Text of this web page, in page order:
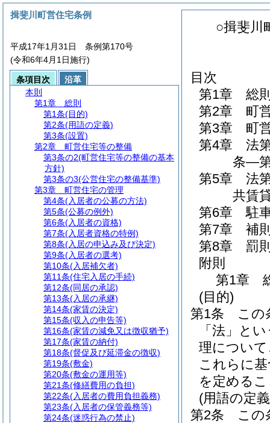
○揖斐川
目次
第1章
総
第2章
町
第3章
町
第4章
法
条―
第5章
法
共賃
第6章
駐
第7章
補
第8章
罰
附則
第1章
(目的)
第1条
この
「法」と
理につい
これらに
を定める
(用語の定
第2条
この
揖斐川町営住宅条例
平成17年1月31日 条例第170号
(令和6年4月1日施行)
条項目次
沿革
本則
第1章
総則
第1条(目的)
第2条(用語の定義)
第3条(設置)
第2章
町営住宅等の整備
第3条の2(町営住宅等の整備の基本
方針)
第3条の3(公営住宅の整備基準)
第3章
町営住宅の管理
第4条(入居者の公募の方法)
第5条(公募の例外)
第6条(入居者の資格)
第7条(入居者資格の特例)
第8条(入居の申込み及び決定)
第9条(入居者の選考)
第10条(入居補欠者)
第11条(住宅入居の手続)
第12条(同居の承認)
第13条(入居の承継)
第14条(家賃の決定)
第15条(収入の申告等)
第16条(家賃の減免又は徴収猶予)
第17条(家賃の納付)
第18条(督促及び延滞金の徴収)
第19条(敷金)
第20条(敷金の運用等)
第21条(修繕費用の負担)
第22条(入居者の費用負担義務)
第23条(入居者の保管義務等)
第24条(迷惑行為の禁止)